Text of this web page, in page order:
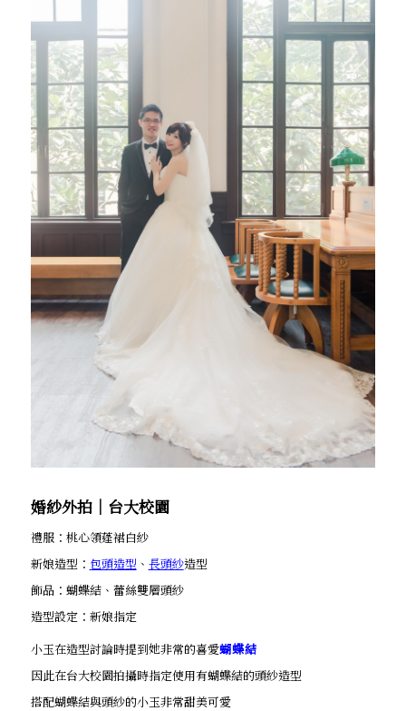
婚紗外拍│台大校園
禮服：桃心領蓬裙白紗
新娘造型： 包頭造型 、 長頭紗造型
飾品：蝴蝶結、蕾絲雙層頭紗
造型設定：新娘指定
小玉在造型討論時提到她非常的喜愛蝴蝶結
因此在台大校園拍攝時指定使用有蝴蝶結的頭紗造型
搭配蝴蝶結與頭紗的小玉非常甜美可愛